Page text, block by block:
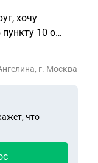
хочу
10 о
Рф, но вот
отца, он
с его
г. Москва
что